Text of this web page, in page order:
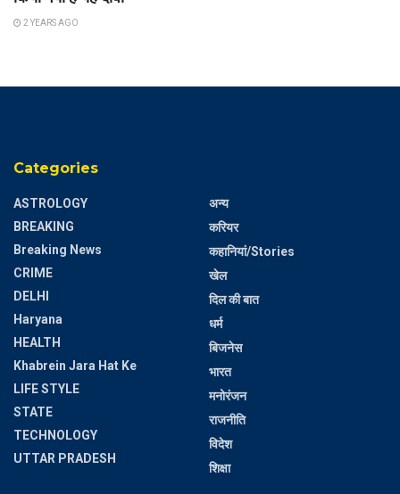
2 YEARS AGO
Categories
ASTROLOGY
BREAKING
Breaking News
CRIME
DELHI
Haryana
HEALTH
Khabrein Jara Hat Ke
LIFE STYLE
STATE
TECHNOLOGY
UTTAR PRADESH
अन्य
करियर
कहानियां/Stories
खेल
दिल की बात
धर्म
बिजनेस
भारत
मनोरंजन
राजनीति
विदेश
शिक्षा